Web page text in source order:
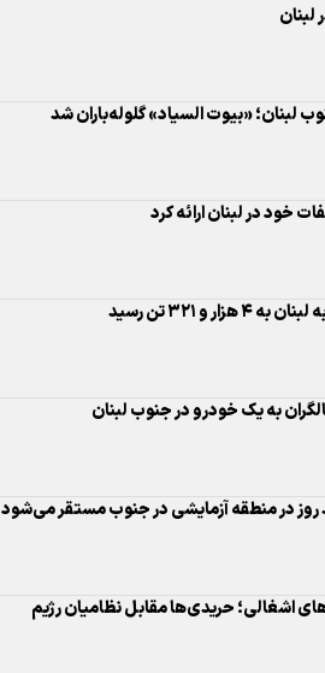
لبنان؛ «بیوت السیاد» گلوله‌باران شد
خود در لبنان ارائه کرد
و ۳۲۱ تن رسید
به یک خودرو در جنوب لبنان
در منطقه آزمایشی در جنوب مستقر می‌شود
اشغالی؛ حریدی‌ها مقابل نظامیان رژیم